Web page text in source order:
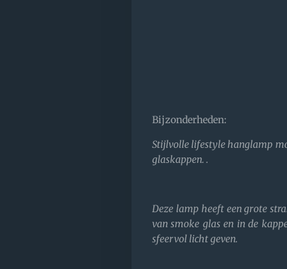
Bijzonderheden:
Stijlvolle lifestyle hanglamp
glaskappen. .
Deze lamp heeft een grote
van smoke glas en in de
sfeervol licht geven.